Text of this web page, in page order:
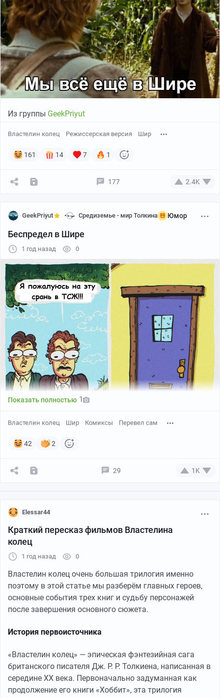
Из группы GeekPriyut
Властелин колец Режиссерская версия Шир
161 14 7 1
177 2.4K
GeekPriyut Средиземье - мир Толкина Юмор
Беспредел в Шире
1 год назад 0
Из группы
Показать полностью 1
Властелин колец Шир Комиксы Перевел сам
42 2
29 1K
Elessar44
Краткий пересказ фильмов Властелина
колец
1 год назад 0
Властелин колец очень большая трилогия именно
поэтому в этой статье мы разберём главных героев,
основные события трех книг и судьбу персонажей
после завершения основного сюжета.
История первоисточника
«Властелин колец» — эпическая фэнтезийная сага
британского писателя Дж. Р. Р. Толкиена, написанная в
середине XX века. Первоначально задуманная как
продолжение его книги «Хоббит», эта трилогия